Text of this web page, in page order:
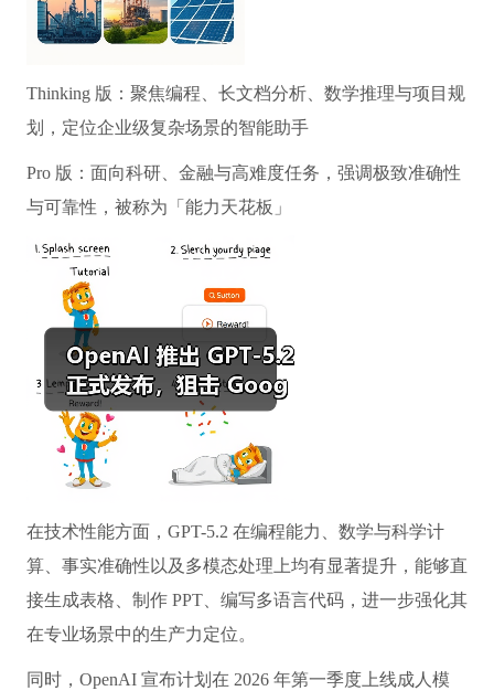
Thinking 版：聚焦编程、长文档分析、数学推理与项目规
划，定位企业级复杂场景的智能助手
Pro 版：面向科研、金融与高难度任务，强调极致准确性
与可靠性，被称为「能力天花板」
在技术性能方面，GPT-5.2 在编程能力、数学与科学计
算、事实准确性以及多模态处理上均有显著提升，能够直
接生成表格、制作 PPT、编写多语言代码，进一步强化其
在专业场景中的生产力定位。
同时，OpenAI 宣布计划在 2026 年第一季度上线成人模